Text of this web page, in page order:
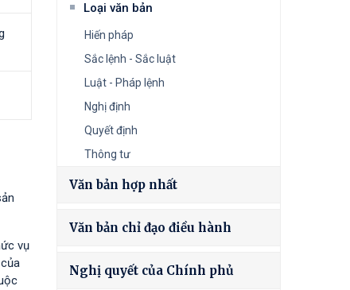
vụ
Loại văn bản
Hiến pháp
Sắc lệnh - Sắc luật
Luật - Pháp lệnh
Nghị định
Quyết định
Thông tư
Văn bản hợp nhất
Văn bản chỉ đạo điều hành
Nghị quyết của Chính phủ